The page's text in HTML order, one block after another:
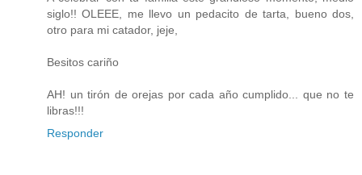
siglo!! OLEEE, me llevo un pedacito de tarta, bueno dos,
otro para mi catador, jeje,
Besitos cariño
AH! un tirón de orejas por cada año cumplido... que no te
libras!!!
Responder